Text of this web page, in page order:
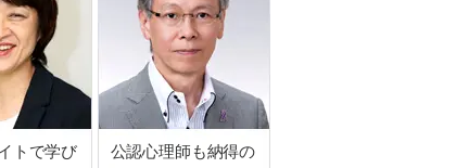
トで学び
公認心理師も納得の